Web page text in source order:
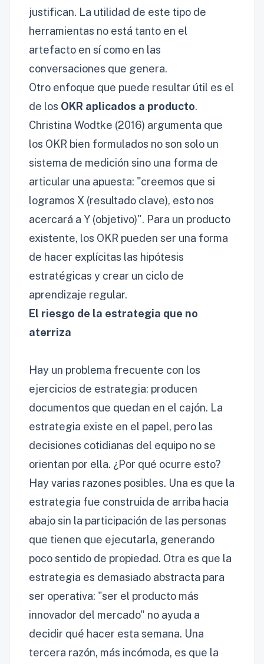
justifican. La utilidad de este tipo de
herramientas no está tanto en el
artefacto en sí como en las
conversaciones que genera.
Otro enfoque que puede resultar útil es el
de los OKR aplicados a producto.
Christina Wodtke (2016) argumenta que
los OKR bien formulados no son solo un
sistema de medición sino una forma de
articular una apuesta: "creemos que si
logramos X (resultado clave), esto nos
acercará a Y (objetivo)". Para un producto
existente, los OKR pueden ser una forma
de hacer explícitas las hipótesis
estratégicas y crear un ciclo de
aprendizaje regular.
El riesgo de la estrategia que no
aterriza
Hay un problema frecuente con los
ejercicios de estrategia: producen
documentos que quedan en el cajón. La
estrategia existe en el papel, pero las
decisiones cotidianas del equipo no se
orientan por ella. ¿Por qué ocurre esto?
Hay varias razones posibles. Una es que la
estrategia fue construida de arriba hacia
abajo sin la participación de las personas
que tienen que ejecutarla, generando
poco sentido de propiedad. Otra es que la
estrategia es demasiado abstracta para
ser operativa: "ser el producto más
innovador del mercado" no ayuda a
decidir qué hacer esta semana. Una
tercera razón, más incómoda, es que la